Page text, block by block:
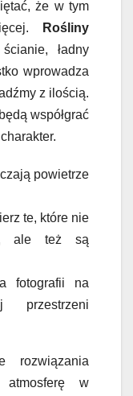
że w tym
Rośliny
ładny
wprowadza
z ilością.
współgrać
powietrze
te, które nie
ale też są
fotografii na
przestrzeni
rozwiązania
atmosferę w